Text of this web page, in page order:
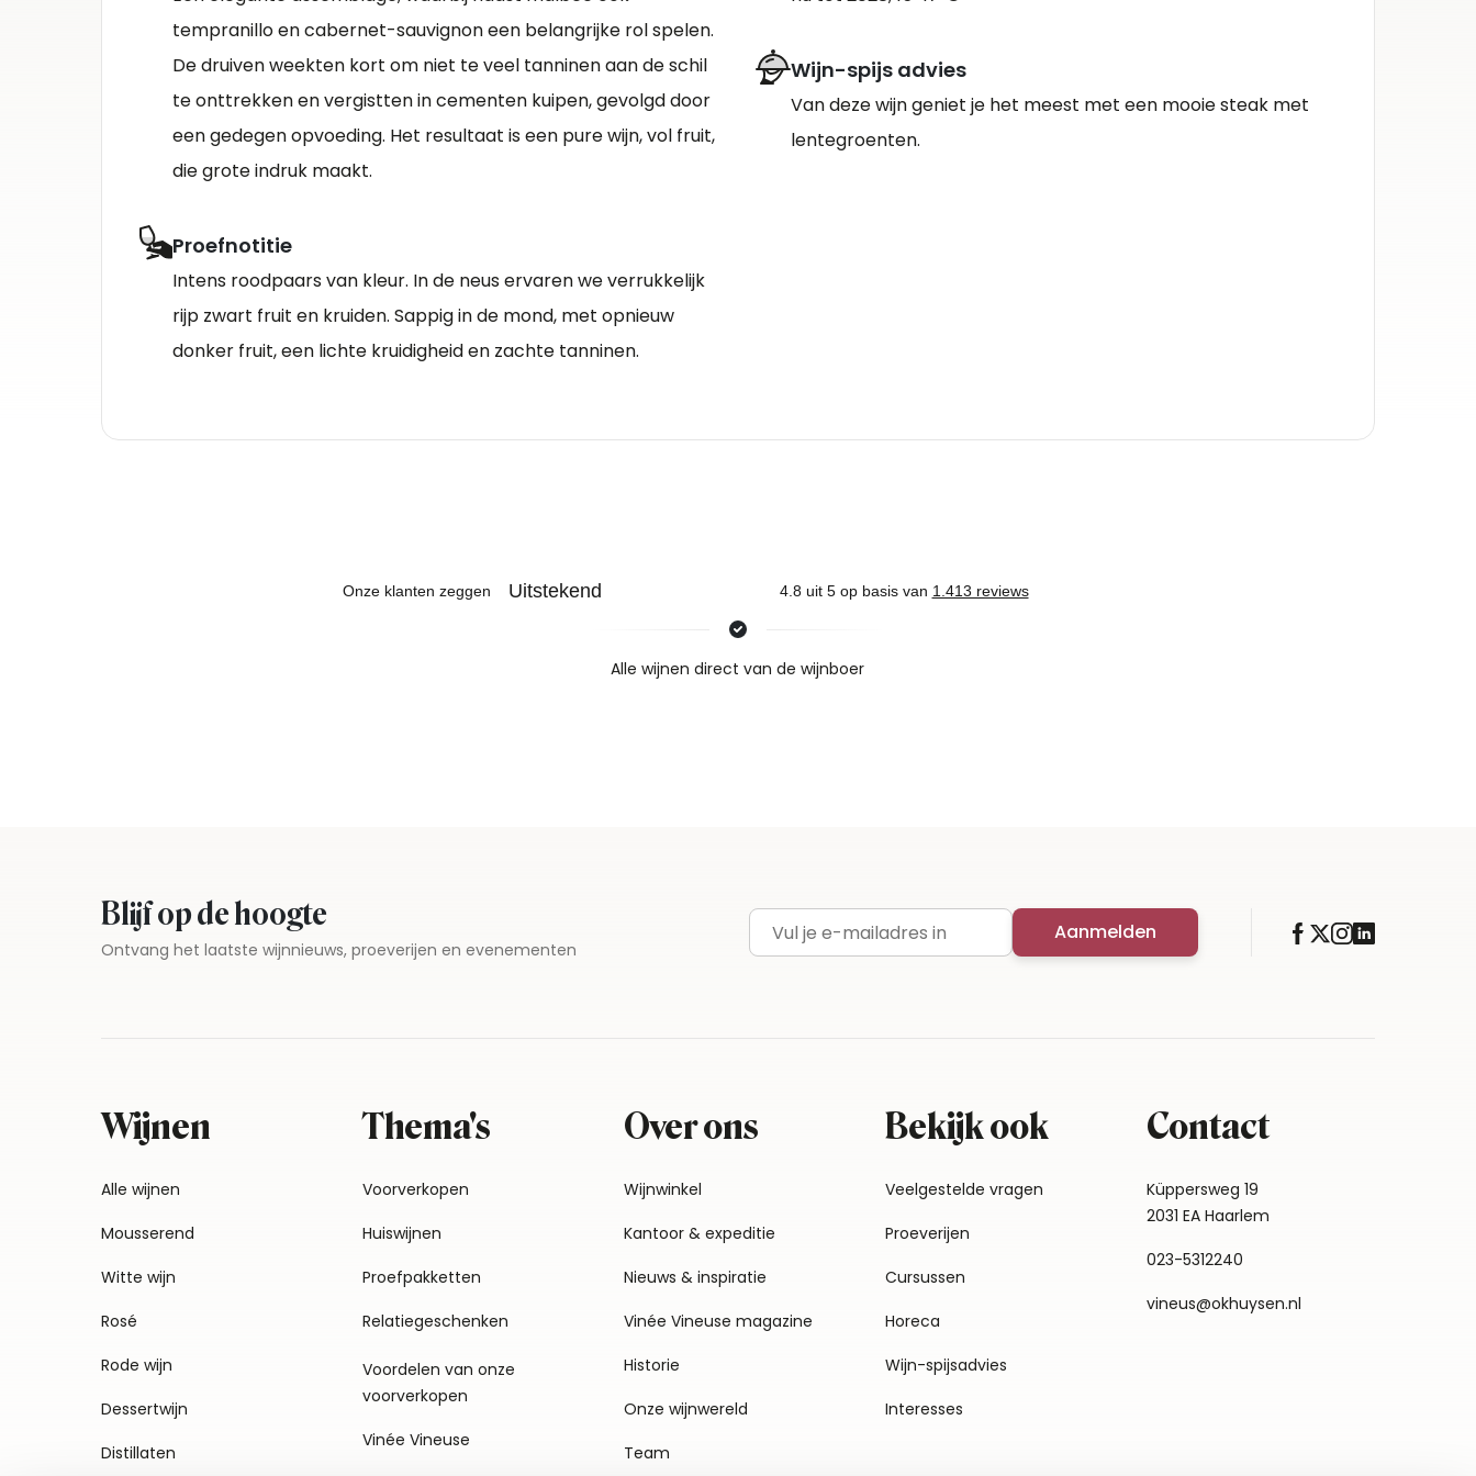
tempranillo en cabernet-sauvignon een belangrijke rol spelen.
De druiven weekten kort om niet te veel tanninen aan de schil
te onttrekken en vergistten in cementen kuipen, gevolgd door
een gedegen opvoeding. Het resultaat is een pure wijn, vol fruit,
die grote indruk maakt.
Proefnotitie
Intens roodpaars van kleur. In de neus ervaren we verrukkelijk
rijp zwart fruit en kruiden. Sappig in de mond, met opnieuw
donker fruit, een lichte kruidigheid en zachte tanninen.
Wijn-spijs advies
Van deze wijn geniet je het meest met een mooie steak met
lentegroenten.
Nieuws & inspiratie in Vineé Vineuse
Alle wijnen direct van de wijnboer
Blijf op de hoogte
Ontvang het laatste wijnnieuws, proeverijen en evenementen E-mailadres Aanmelden
Wijnen
Alle wijnen
Mousserend
Witte wijn
Rosé
Rode wijn
Dessertwijn
Distillaten
Thema's
Voorverkopen
Huiswijnen
Proefpakketten
Relatiegeschenken
Voordelen van onze
voorverkopen
Vinée Vineuse
Over ons
Wijnwinkel
Kantoor & expeditie
Nieuws & inspiratie
Vinée Vineuse magazine
Historie
Onze wijnwereld
Team
Bekijk ook
Veelgestelde vragen
Proeverijen
Cursussen
Horeca
Wijn-spijsadvies
Interesses
Contact
Küppersweg 19
2031 EA Haarlem
023-5312240
vineus@okhuysen.nl